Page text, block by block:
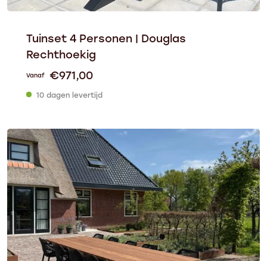
Tuinset 4 Personen | Douglas
Rechthoekig
Vanaf €971,00
10 dagen levertijd